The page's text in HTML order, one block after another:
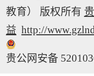
教育） 版权所有
益 http://
贵公网安备